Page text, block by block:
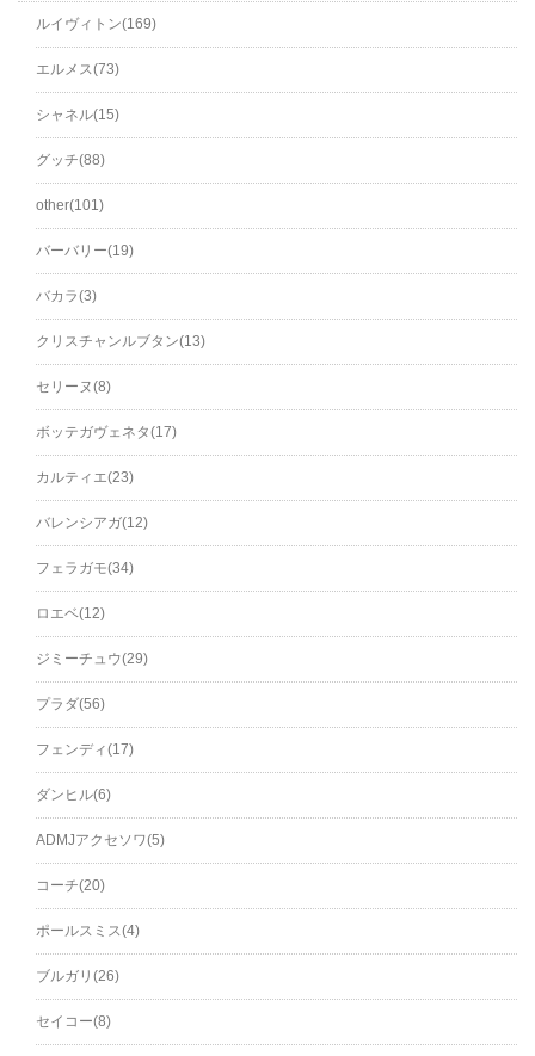
ルイヴィトン(169)
エルメス(73)
シャネル(15)
グッチ(88)
other(101)
バーバリー(19)
バカラ(3)
クリスチャンルブタン(13)
セリーヌ(8)
ボッテガヴェネタ(17)
カルティエ(23)
バレンシアガ(12)
フェラガモ(34)
ロエベ(12)
ジミーチュウ(29)
プラダ(56)
フェンディ(17)
ダンヒル(6)
ADMJアクセソワ(5)
コーチ(20)
ポールスミス(4)
ブルガリ(26)
セイコー(8)